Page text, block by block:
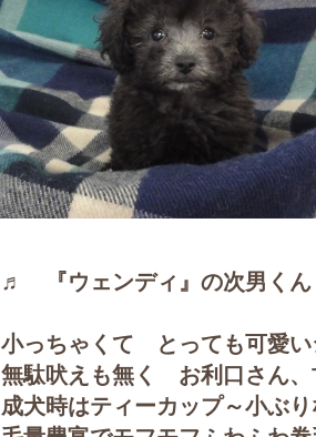
♬ 『ウェンディ』の次男く
小っちゃくて とっても可愛い
無駄吠えも無く お利口さん、
成犬時はティーカップ～小ぶ